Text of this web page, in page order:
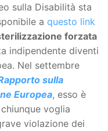
sulla Disabilità sta
a questo link
forzata
indipendente diventi
Nel settembre
sulla
Europea, esso è
voglia
violazione dei